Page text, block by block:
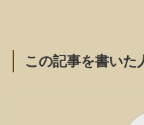
この記事を書いた